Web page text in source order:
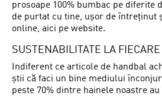
prosoape 100% bumbac pe diferite
de purtat cu tine, ușor de întreținut
online, aici pe website.
SUSTENABILITATE LA
Indiferent ce articole de handbal
știi că faci un bine mediului
peste 70% dintre hainele noastre